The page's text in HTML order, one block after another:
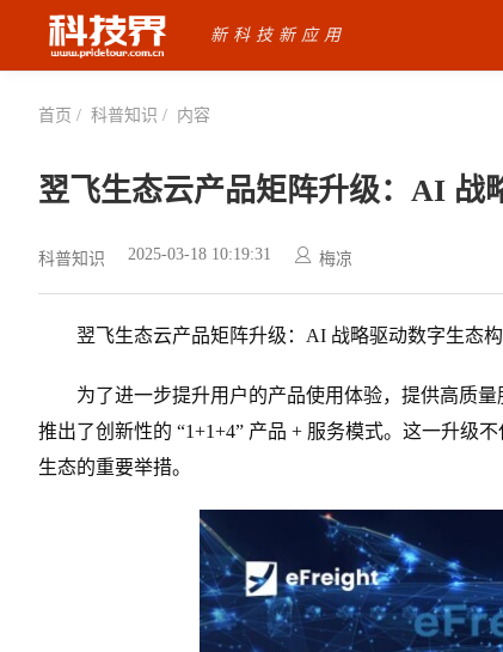
新科技新应用
首页 / 科普知识 / 内容
翌飞生态云产品矩阵升级：AI 战
科普知识 2025-03-18 10:19:31 梅凉
翌飞生态云产品矩阵升级：AI 战略驱动数字生态
为了进一步提升用户的产品使用体验，提供高质
推出了创新性的 “1+1+4” 产品 + 服务模式。这一升级
生态的重要举措。